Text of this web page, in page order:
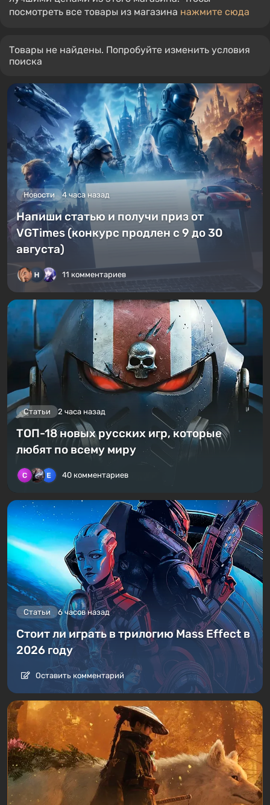
посмотреть все товары из магазина нажмите сюда
Товары не найдены. Попробуйте изменить условия
поиска
Новости 4 часа назад
Напиши статью и получи приз от
VGTimes (конкурс продлен с 9 до 30
августа)
11 комментариев
Статьи 2 часа назад
ТОП-18 новых русских игр, которые
любят по всему миру
40 комментариев
Статьи 6 часов назад
Стоит ли играть в трилогию Mass Effect в
2026 году
Оставить комментарий